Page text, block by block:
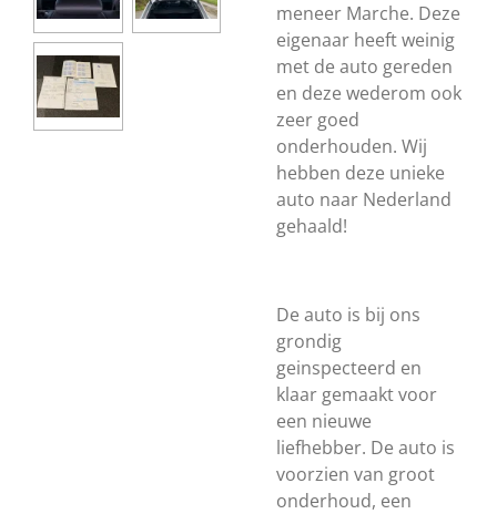
meneer Marche. Deze
eigenaar heeft weinig
met de auto gereden
en deze wederom ook
zeer goed
onderhouden. Wij
hebben deze unieke
auto naar Nederland
gehaald!
De auto is bij ons
grondig
geinspecteerd en
klaar gemaakt voor
een nieuwe
liefhebber. De auto is
voorzien van groot
onderhoud, een